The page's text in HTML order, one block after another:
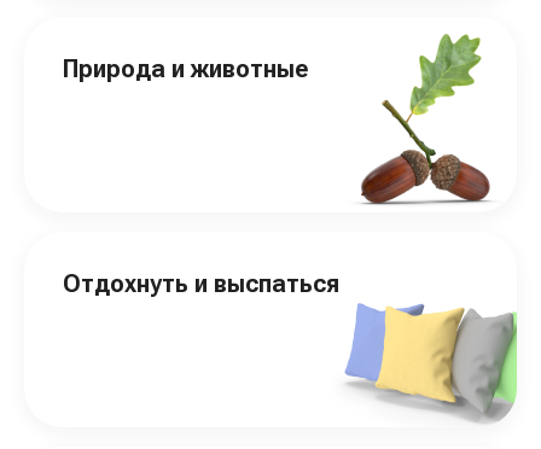
Природа и животные
Отдохнуть и выспаться